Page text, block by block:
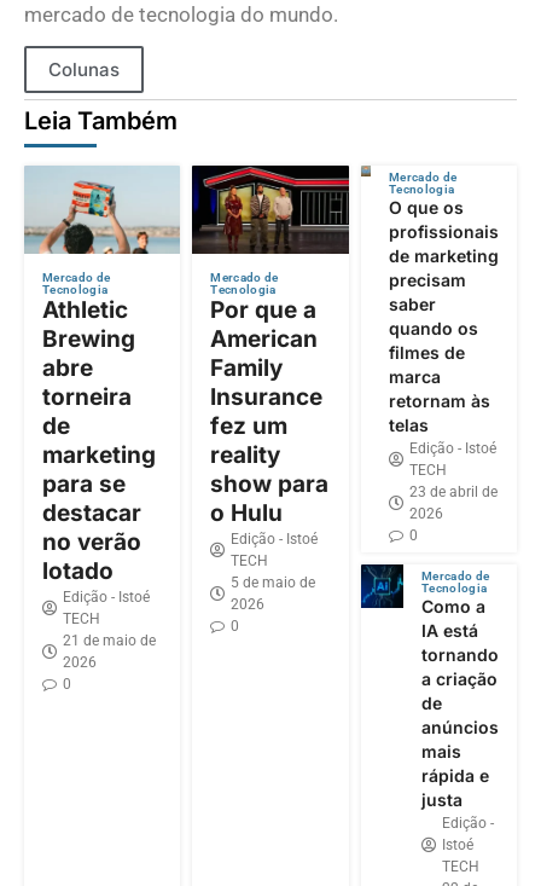
mercado de tecnologia do mundo.
Colunas
Leia Também
Mercado de
Tecnologia
Athletic
Brewing
abre
torneira
de
marketing
para se
destacar
no verão
lotado
Edição - Istoé
TECH
21 de maio de
2026
0
Mercado de
Tecnologia
Por que a
American
Family
Insurance
fez um
reality
show para
o Hulu
Edição - Istoé
TECH
5 de maio de
2026
0
Mercado de
Tecnologia
O que os
profissionais
de marketing
precisam
saber
quando os
filmes de
marca
retornam às
telas
Edição - Istoé
TECH
23 de abril de
2026
0
Mercado de
Tecnologia
Como a
IA está
tornando
a criação
de
anúncios
mais
rápida e
justa
Edição -
Istoé
TECH